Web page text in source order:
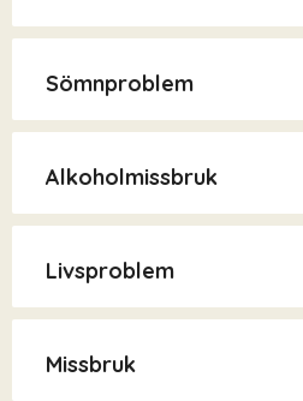
Sömnproblem
Alkoholmissbruk
Livsproblem
Missbruk